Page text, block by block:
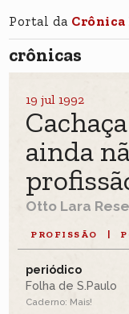
Portal da
crônicas
19 jul 1992
ainda
Otto Lara
PROFISSÃO
periódico
Folha de S.Paulo
Caderno: Mais!